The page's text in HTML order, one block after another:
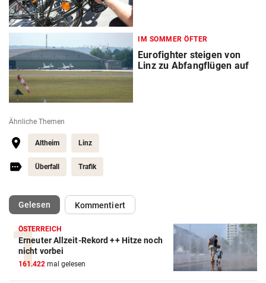
IM SOMMER ÖFTER
Eurofighter steigen von
Linz zu Abfangflügen auf
Ähnliche Themen
Altheim Linz
Überfall Trafik
Gelesen(ausgewählt)Kommentiert
ÖSTERREICH
Erneuter Allzeit-Rekord ++ Hitze noch
nicht vorbei
161.422 mal gelesen